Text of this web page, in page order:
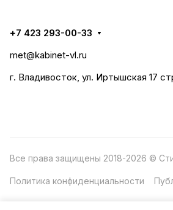
+7 423 293-00-33
met@kabinet-vl.ru
г. Владивосток, ул. Иртышская 17
Все права защищены 2018-2026 ©
Политика конфиденциальности